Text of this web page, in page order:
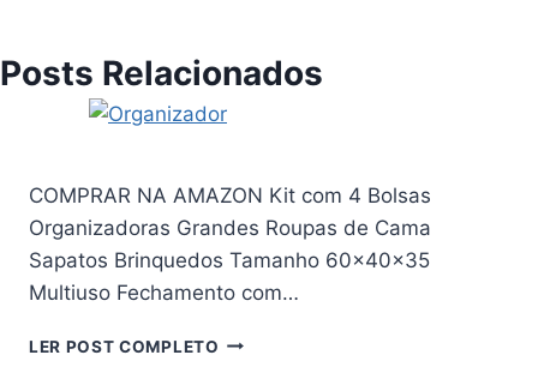
Posts Relacionados
COMPRAR NA AMAZON Kit com 4 Bolsas
Organizadoras Grandes Roupas de Cama
Sapatos Brinquedos Tamanho 60x40x35
Multiuso Fechamento com…
LER POST COMPLETO KIT